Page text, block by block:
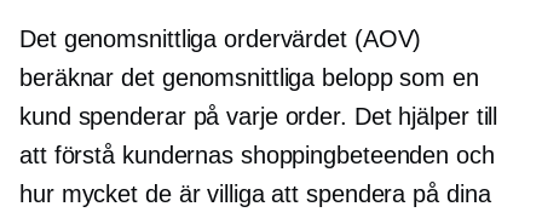
Det genomsnittliga ordervärdet (AOV)
beräknar det genomsnittliga belopp som en
kund spenderar på varje order. Det hjälper till
att förstå kundernas shoppingbeteenden och
hur mycket de är villiga att spendera på dina